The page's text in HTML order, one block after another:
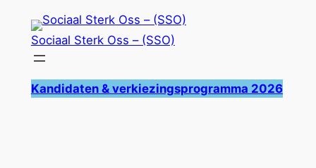
Sociaal Sterk Oss – (SSO)
Kandidaten & verkiezingsprogramma 2026